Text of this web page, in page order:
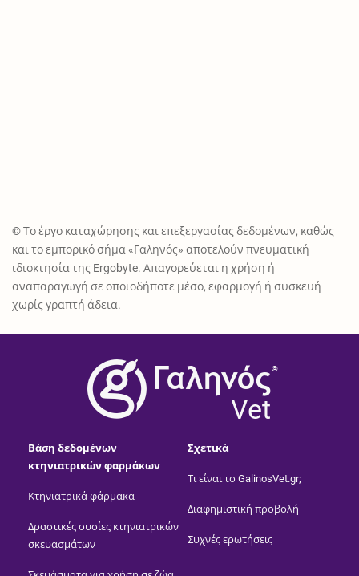
© Το έργο καταχώρησης και επεξεργασίας δεδομένων, καθώς
και το εμπορικό σήμα «Γαληνός» αποτελούν πνευματική
ιδιοκτησία της Ergobyte. Απαγορεύεται η χρήση ή
αναπαραγωγή σε οποιοδήποτε μέσο, εφαρμογή ή συσκευή
χωρίς γραπτή άδεια.
®
Vet
Βάση δεδομένων
κτηνιατρικών φαρμάκων
Κτηνιατρικά φάρμακα
Δραστικές ουσίες κτηνιατρικών
σκευασμάτων
Σχετικά
Τι είναι το GalinosVet.gr;
Διαφημιστική προβολή
Συχνές ερωτήσεις